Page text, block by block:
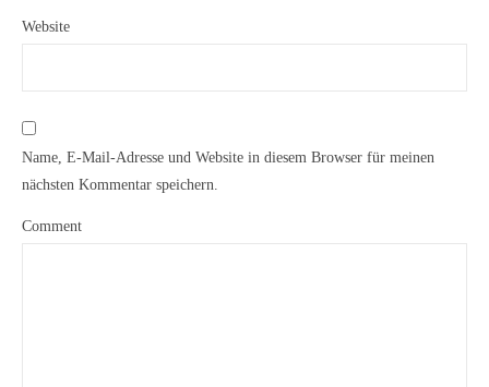
Website
Name, E-Mail-Adresse und Website in diesem Browser für meinen
nächsten Kommentar speichern.
Comment